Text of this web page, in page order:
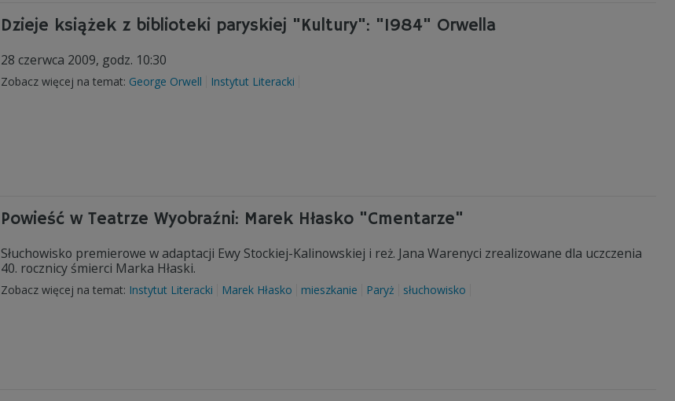
Dzieje książek z biblioteki paryskiej "Kultury": "1984" Orwella
28 czerwca 2009, godz. 10:30
Zobacz więcej na temat: George Orwell Instytut Literacki
Powieść w Teatrze Wyobraźni: Marek Hłasko "Cmentarze"
Słuchowisko premierowe w adaptacji Ewy Stockiej-Kalinowskiej i reż. Jana Warenyci zrealizowane dla uczczenia
40. rocznicy śmierci Marka Hłaski.
Zobacz więcej na temat: Instytut Literacki Marek Hłasko mieszkanie Paryż słuchowisko